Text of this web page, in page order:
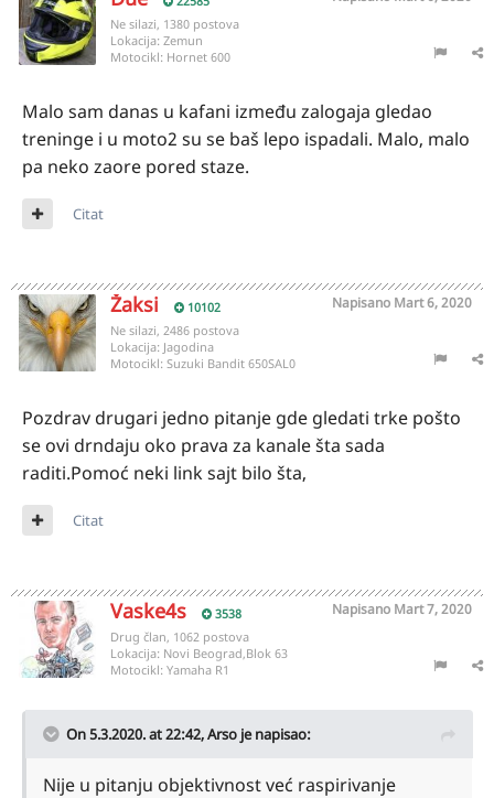
Ne silazi, 1380 postova
Lokacija: Zemun
Motocikl: Hornet 600
Malo sam danas u kafani između zalogaja gledao
treninge i u moto2 su se baš lepo ispadali. Malo, malo
pa neko zaore pored staze.
Citat
Žaksi 10102 Napisano Mart 6, 2020
Ne silazi, 2486 postova
Lokacija: Jagodina
Motocikl: Suzuki Bandit 650SAL0
Pozdrav drugari jedno pitanje gde gledati trke pošto
se ovi drndaju oko prava za kanale šta sada
raditi.Pomoć neki link sajt bilo šta,
Citat
Vaske4s 3538 Napisano Mart 7, 2020
Drug član, 1062 postova
Lokacija: Novi Beograd,Blok 63
Motocikl: Yamaha R1
On 5.3.2020. at 22:42,Arso je napisao:
Nije u pitanju objektivnost već raspirivanje